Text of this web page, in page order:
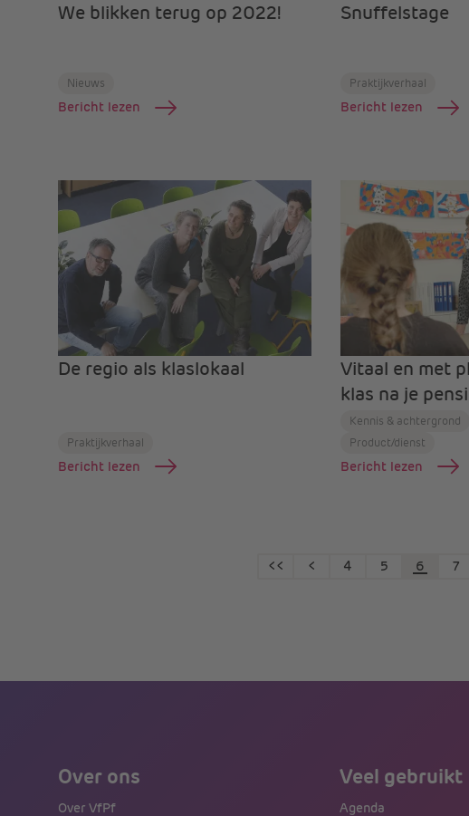
We blikken terug op 2022!
Nieuws
Bericht lezen
Snuffelstage
Praktijkverhaal
Bericht lezen
De regio als klaslokaal
Praktijkverhaal
Bericht lezen
Vitaal en met
klas na je
Kennis & achtergrond
Product/dienst
Bericht lezen
<< < 4 5 6 7
Over ons
Over VfPf
Veel gebruikt
Agenda